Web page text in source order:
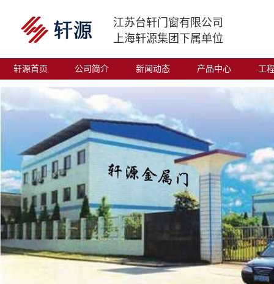
江苏台轩门窗有限公司
上海轩源集团下属单位
轩源首页 公司简介 新闻动态 产品中心 工